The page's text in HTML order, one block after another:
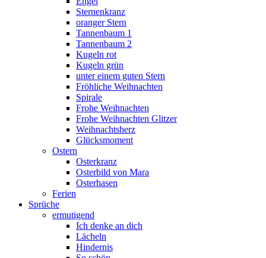
Sternenkranz
oranger Stern
Tannenbaum 1
Tannenbaum 2
Kugeln rot
Kugeln grün
unter einem guten Stern
Fröhliche Weihnachten
Spirale
Frohe Weihnachten
Frohe Weihnachten Glitzer
Weihnachtsherz
Glücksmoment
Ostern
Osterkranz
Osterbild von Mara
Osterhasen
Ferien
Sprüche
ermutigend
Ich denke an dich
Lächeln
Hindernis